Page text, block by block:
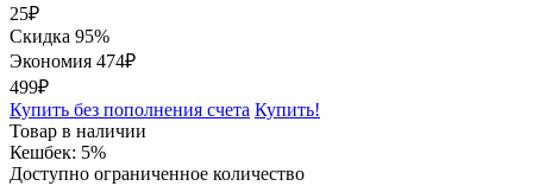
25₽
Скидка 95%
Экономия 474₽
499₽
Купить без пополнения счета Купить!
Товар в наличии
Кешбек: 5%
Доступно ограниченное количество